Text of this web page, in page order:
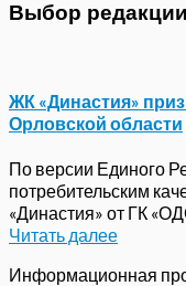
Выбор редакции
ЖК «Династия»
Орловской области
По версии Единого
потребительским
«Династия» от ГК
Читать далее
Информационная